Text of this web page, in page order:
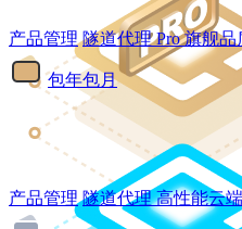
产品管理 隧道代理Pro 旗舰品
包年包月
产品管理 隧道代理 高性能云